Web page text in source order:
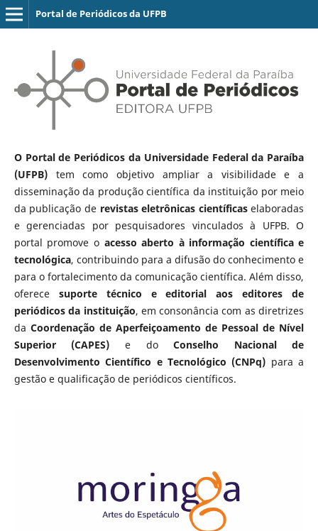
Portal de Periódicos da UFPB
O Portal de Periódicos da Universidade Federal da Paraíba
(UFPB)tem como objetivo ampliar a visibilidade e a
disseminação da produção científica da instituição por meio
da publicação de revistas eletrônicas científicaselaboradas
e gerenciadas por pesquisadores vinculados à UFPB. O
portal promove o acesso aberto à informação científica e
tecnológica, contribuindo para a difusão do conhecimento e
para o fortalecimento da comunicação científica. Além disso,
oferece suporte técnico e editorial aos editores de
periódicos da instituição, em consonância com as diretrizes
da Coordenação de Aperfeiçoamento de Pessoal de Nível
Superior (CAPES) e doConselho Nacional de
Desenvolvimento Científico e Tecnológico (CNPq) para a
gestão e qualificação de periódicos científicos.